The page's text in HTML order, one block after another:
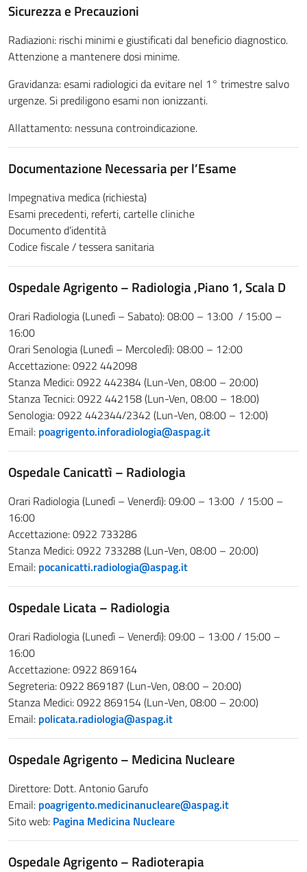
Sicurezza e Precauzioni
Radiazioni: rischi minimi e giustificati dal beneficio diagnostico.
Attenzione a mantenere dosi minime.
Gravidanza: esami radiologici da evitare nel 1° trimestre salvo
urgenze. Si prediligono esami non ionizzanti.
Allattamento: nessuna controindicazione.
Documentazione Necessaria per l’Esame
Impegnativa medica (richiesta)
Esami precedenti, referti, cartelle cliniche
Documento d’identità
Codice fiscale / tessera sanitaria
Ospedale Agrigento – Radiologia ,Piano 1, Scala D
Orari Radiologia (Lunedì – Sabato): 08:00 – 13:00 / 15:00 –
16:00
Orari Senologia (Lunedì – Mercoledì): 08:00 – 12:00
Accettazione: 0922 442098
Stanza Medici: 0922 442384 (Lun-Ven, 08:00 – 20:00)
Stanza Tecnici: 0922 442158 (Lun-Ven, 08:00 – 18:00)
Senologia: 0922 442344/2342 (Lun-Ven, 08:00 – 12:00)
Email: poagrigento.inforadiologia@aspag.it
Ospedale Canicattì – Radiologia
Orari Radiologia (Lunedì – Venerdì): 09:00 – 13:00 / 15:00 –
16:00
Accettazione: 0922 733286
Stanza Medici: 0922 733288 (Lun-Ven, 08:00 – 20:00)
Email: pocanicatti.radiologia@aspag.it
Ospedale Licata – Radiologia
Orari Radiologia (Lunedì – Venerdì): 09:00 – 13:00 / 15:00 –
16:00
Accettazione: 0922 869164
Segreteria: 0922 869187 (Lun-Ven, 08:00 – 20:00)
Stanza Medici: 0922 869154 (Lun-Ven, 08:00 – 20:00)
Email: policata.radiologia@aspag.it
Ospedale Agrigento – Medicina Nucleare
Direttore: Dott. Antonio Garufo
Email: poagrigento.medicinanucleare@aspag.it
Sito web: Pagina Medicina Nucleare
Ospedale Agrigento – Radioterapia